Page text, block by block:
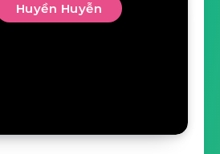
Huyền Huyễn